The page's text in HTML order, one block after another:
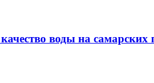
воды на